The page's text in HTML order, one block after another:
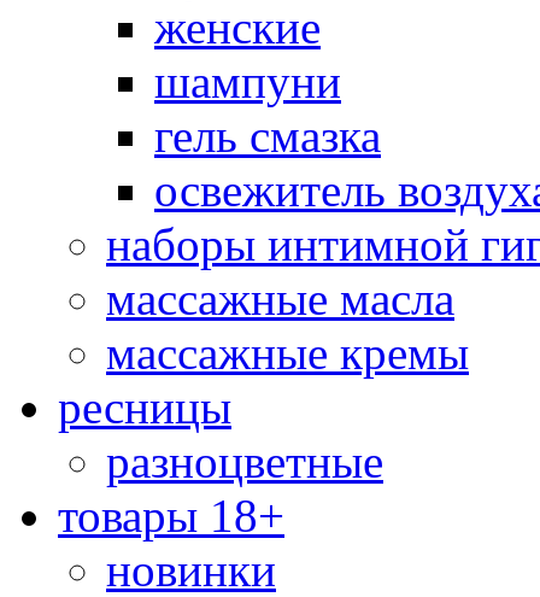
женские
шампуни
гель смазка
освежитель
наборы интимной
массажные масла
массажные кремы
ресницы
разноцветные
товары 18+
новинки